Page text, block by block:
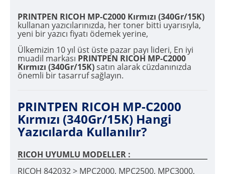
PRINTPEN RICOH MP-C2000 Kırmızı (340Gr/15K)
kullanan yazıcılarınızda, her toner bitti uyarısıyla,
yeni bir yazıcı fiyatı ödemek yerine,
Ülkemizin 10 yıl üst üste pazar payı lideri, En iyi
muadil markası PRINTPEN RICOH MP-C2000
Kırmızı (340Gr/15K)satın alarak cüzdanınızda
önemli bir tasarruf sağlayın.
PRINTPEN RICOH MP-C2000
Kırmızı (340Gr/15K) Hangi
Yazıcılarda Kullanılır?
RICOH UYUMLU MODELLER :
RICOH 842032 > MPC2000, MPC2500, MPC3000,